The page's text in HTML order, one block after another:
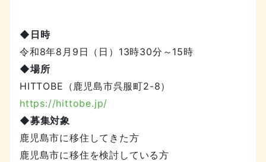
◆日時
令和8年8月9日（日）13時30分～15時
◆場所
HITTOBE（鹿児島市呉服町2-8）
https://hittobe.jp/
◆募集対象
鹿児島市に移住してきた方
鹿児島市に移住を検討している方